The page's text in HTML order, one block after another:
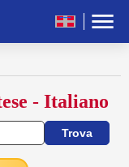
- Italiano